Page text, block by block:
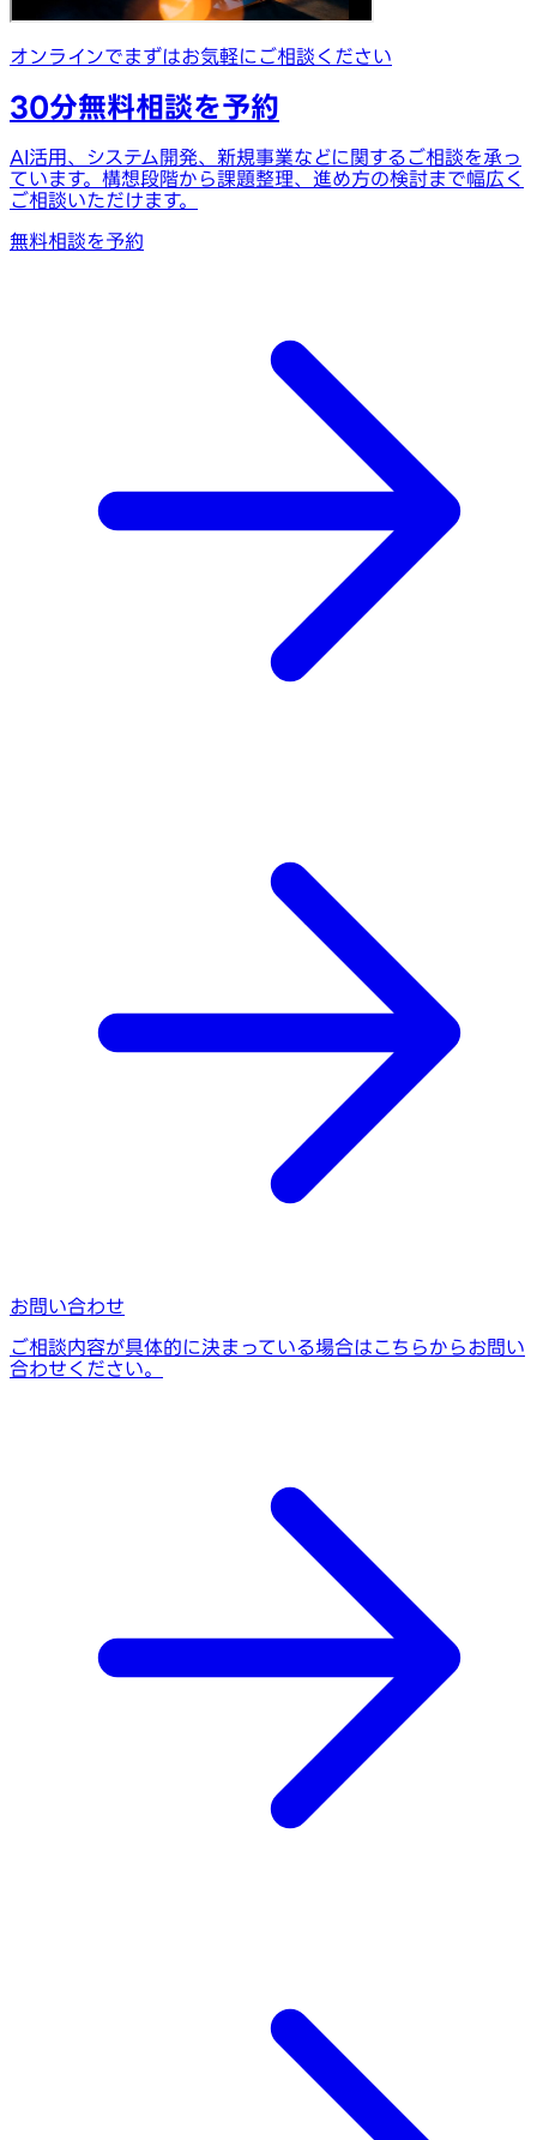
オンラインでまずはお気軽にご相談ください
30分無料相談を予約
AI活用、システム開発、新規事業などに関するご相談を承っ
ています。構想段階から課題整理、進め方の検討まで幅広く
ご相談いただけます。
無料相談を予約
お問い合わせ
ご相談内容が具体的に決まっている場合はこちらからお問い
合わせください。